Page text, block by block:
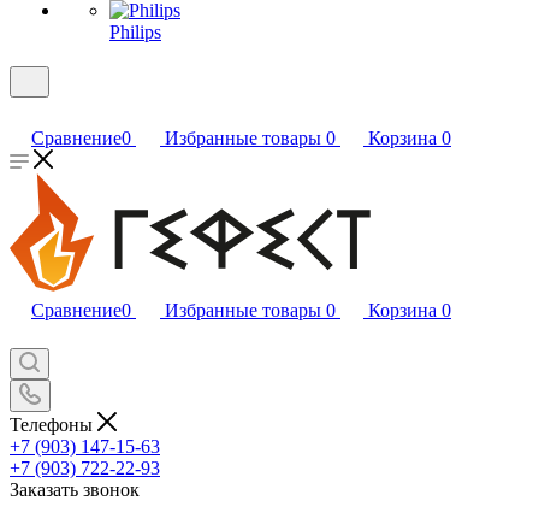
Philips
Сравнение0 Избранные товары 0 Корзина 0
Сравнение0 Избранные товары 0 Корзина 0
Телефоны
+7 (903) 147-15-63
+7 (903) 722-22-93
Заказать звонок